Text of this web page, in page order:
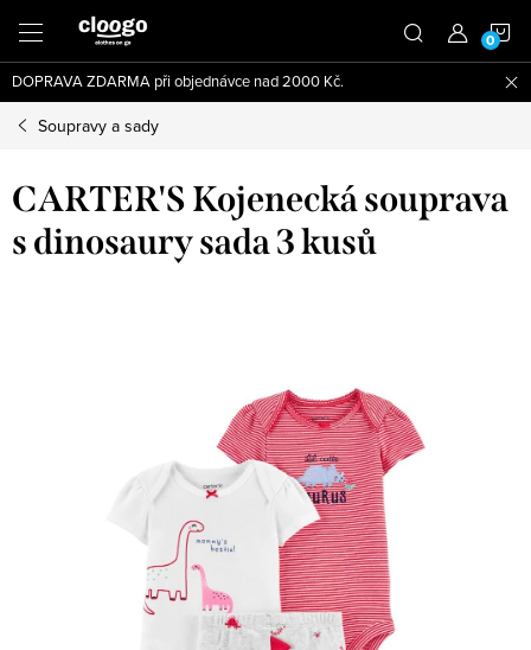
obsah
DOPRAVA ZDARMA při objednávce nad 2000 Kč.
Soupravy a sady
CARTER'S Kojenecká souprava
s dinosaury sada 3 kusů